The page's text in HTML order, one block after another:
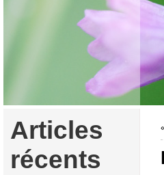
Articles
récents